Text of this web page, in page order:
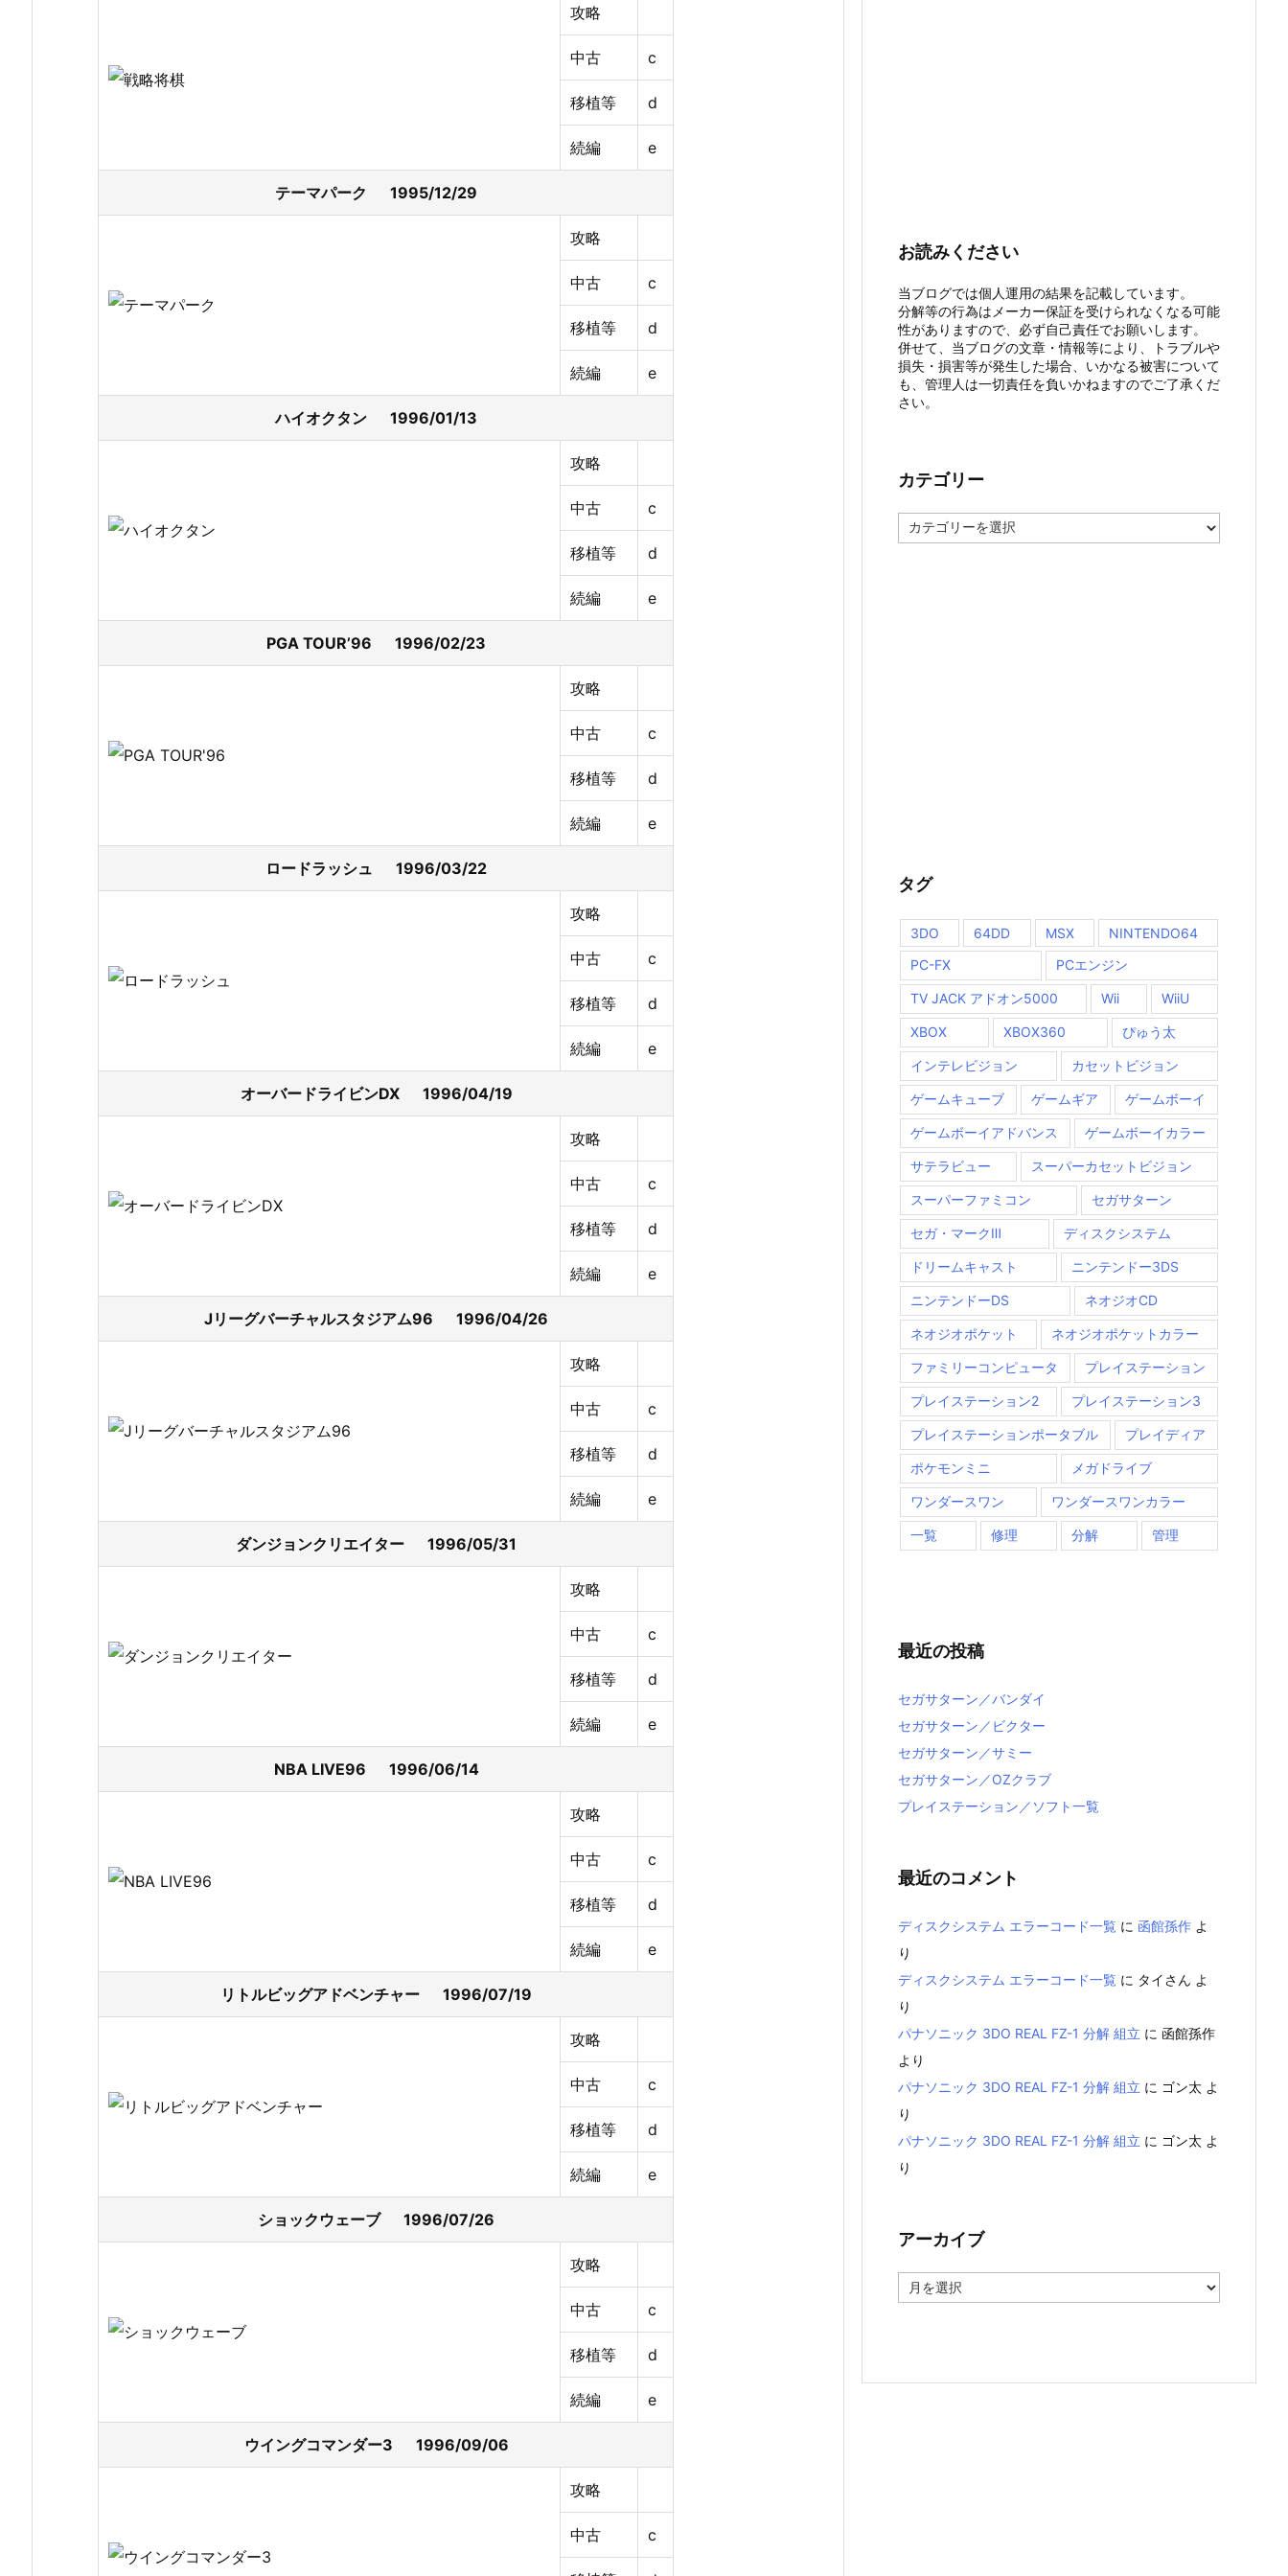
攻略
中古 c
移植等 d
続編 e
テーマパーク 1995/12/29
攻略
中古 c
移植等 d
続編 e
ハイオクタン 1996/01/13
攻略
中古 c
移植等 d
続編 e
PGA TOUR’96 1996/02/23
攻略
中古 c
移植等 d
続編 e
ロードラッシュ 1996/03/22
攻略
中古 c
移植等 d
続編 e
オーバードライビンDX 1996/04/19
攻略
中古 c
移植等 d
続編 e
Jリーグバーチャルスタジアム96 1996/04/26
攻略
中古 c
移植等 d
続編 e
ダンジョンクリエイター 1996/05/31
攻略
中古 c
移植等 d
続編 e
NBA LIVE96 1996/06/14
攻略
中古 c
移植等 d
続編 e
リトルビッグアドベンチャー 1996/07/19
攻略
中古 c
移植等 d
続編 e
ショックウェーブ 1996/07/26
攻略
中古 c
移植等 d
続編 e
ウイングコマンダー3 1996/09/06
攻略
中古 c
お読みください
当ブログでは個人運用の結果を記載しています。
分解等の行為はメーカー保証を受けられなくなる可能
性がありますので、必ず自己責任でお願いします。
併せて、当ブログの文章・情報等により、トラブルや
損失・損害等が発生した場合、いかなる被害について
も、管理人は一切責任を負いかねますのでご了承くだ
さい。
カテゴリー
テ
タグ
3DO 64DD MSX
NINTENDO64
PC-FX
PCエンジン
TV JACK アドオン5000 Wii WiiU
XBOX XBOX360 ぴゅう太
インテレビジョン カセットビジョン
ゲームキューブ ゲームギア ゲームボーイ
ゲームボーイアドバンス ゲームボーイカラー
サテラビュー スーパーカセットビジョン
スーパーファミコン セガサターン
セガ・マークⅢ ディスクシステム
ドリームキャスト ニンテンドー3DS
ニンテンドーDS ネオジオCD
ネオジオポケット ネオジオポケットカラー
ファミリーコンピュータ プレイステーション
プレイステーション2 プレイステーション3
プレイステーションポータブル プレイディア
ポケモンミニ メガドライブ
ワンダースワン ワンダースワンカラー
一覧 修理 分解 管理
最近の投稿
セガサターン／バンダイ
セガサターン／ビクター
セガサターン／サミー
セガサターン／OZクラブ
プレイステーション／ソフト一覧
最近のコメント
ディスクシステム エラーコード一覧 に 函館孫作 よ
り
ディスクシステム エラーコード一覧 に タイさん よ
り
パナソニック 3DO REAL FZ-1 分解 組立 に 函館孫作
より
パナソニック 3DO REAL FZ-1 分解 組立 に ゴン太 よ
り
パナソニック 3DO REAL FZ-1 分解 組立 に ゴン太 よ
り
アーカイブ
ー